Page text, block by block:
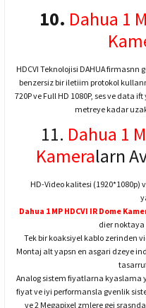
10. Dahua 1
HDCVI Teknolojisi DAHUA
benzersiz bir iletiim protokol
720P ve Full HD 1080P, ses ve data
metreye kadar
11. Dahua 1
Kameralarn
HD-Video kalitesi (1920*1080p)
Dahua 1 MP HDCVI IR Dome
dier
Tek bir koaksiyel kablo zerinden
Montaj alt yapsn en asgari dzeye
Analog sistem fiyatlarna kyaslama
fiyat ve iyi performansla gvenlik
ve 2 Megapixel zmlere gei